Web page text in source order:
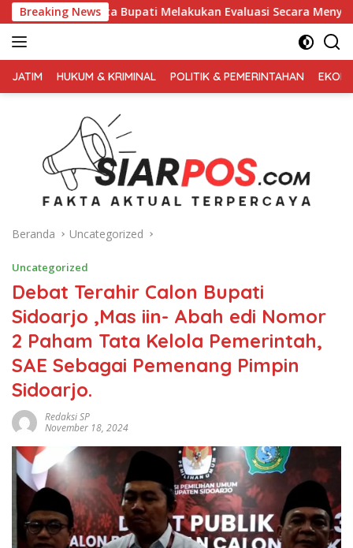
Langsung
ke
konten
Breaking News
Melakukan Evaluasi Secara Menyeluruh Kembali
TERPERCAYA
JATIM HUKUM & KRIMINAL POLITIK & PEMERINTAHAN
Beranda Uncategorized
Uncategorized
Debat Terahir Calon Bupati
Sidoarjo ,Mas iin- Abah edi Nomor
2 Paham Tata Kelola Pemerintah,
SAE Sebagai Pemenang Pimpin
Sidoarjo.
Redaksi SP
November 18, 2024